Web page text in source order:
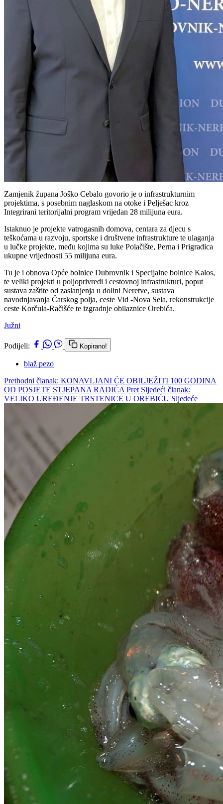
Zamjenik župana Joško Cebalo govorio je o infrastrukturnim
projektima, s posebnim naglaskom na otoke i Pelješac kroz
Integrirani teritorijalni program vrijedan 28 milijuna eura.
Istaknuo je projekte vatrogasnih domova, centara za djecu s
teškoćama u razvoju, sportske i društvene infrastrukture te ulaganja
u lučke projekte, među kojima su luke Polačište, Perna i Prigradica
ukupne vrijednosti 55 milijuna eura.
Tu je i obnova Opće bolnice Dubrovnik i Specijalne bolnice Kalos,
te veliki projekti u poljoprivredi i cestovnoj infrastrukturi, poput
sustava zaštite od zaslanjenja u dolini Neretve, sustava
navodnjavanja Čarskog polja, ceste Vid -Nova Sela, rekonstrukcije
ceste Korčula-Račišće te izgradnje obilaznice Orebića.
Južni
Podijeli: Kopirano!
blaž pezo
Prethodni članak: KONAVLJANI ĆE OBILJEŽITI 100 GODINA
OD POSJETE STJEPANA RADIĆA Pret Sljedeći članak:
VELIKO UREĐENJE TRSTENICE U OREBIĆU Sljedeće